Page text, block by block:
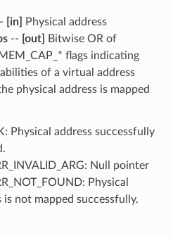
[in]
Physical address
-- [out]
Bitwise OR of
flags indicating
of a virtual address
physical address is mapped
Physical address successfully
Null pointer
Physical
is not mapped successfully.